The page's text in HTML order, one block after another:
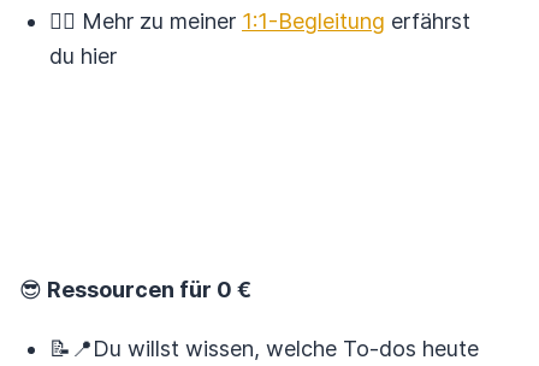
🙋‍♀️ Mehr zu meiner 1:1-Begleitung erfährst
du hier
😎 Ressourcen für 0 €
📝📍Du willst wissen, welche To-dos heute